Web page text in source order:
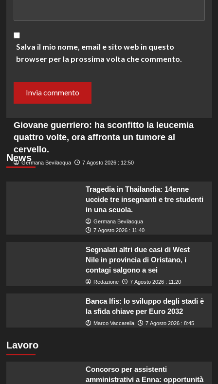
Salva il mio nome, email e sito web in questo
browser per la prossima volta che commento.
News
Giovane guerriero: ha sconfitto la leucemia
quattro volte, ora affronta un tumore al
cervello.
Germana Bevilacqua 7 Agosto 2026 : 12:50
Tragedia in Thailandia: 14enne
uccide tre insegnanti e tre studenti
in una scuola.
Germana Bevilacqua
7 Agosto 2026 : 11:40
Segnalati altri due casi di West
Nile in provincia di Oristano, i
contagi salgono a sei
Redazione 7 Agosto 2026 : 11:20
Banca Ifis: lo sviluppo degli stadi è
la sfida chiave per Euro 2032
Marco Vaccarella 7 Agosto 2026 : 8:45
Lavoro
Concorso per assistenti
amministrativi a Enna: opportunità